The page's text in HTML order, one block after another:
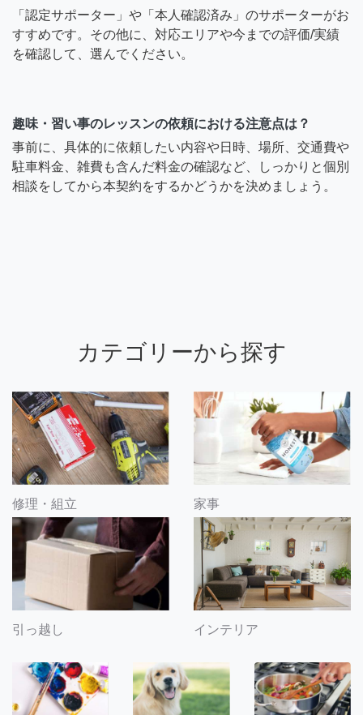
「認定サポーター」や「本人確認済み」のサポーターがお
すすめです。その他に、対応エリアや今までの評価/実績
を確認して、選んでください。
趣味・習い事のレッスンの依頼における注意点は？
事前に、具体的に依頼したい内容や日時、場所、交通費や
駐車料金、雑費も含んだ料金の確認など、しっかりと個別
相談をしてから本契約をするかどうかを決めましょう。
カテゴリーから探す
修理・組立 家事
引っ越し インテリア